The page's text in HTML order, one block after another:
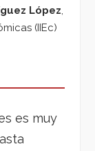
López,
(IIEc)
es muy